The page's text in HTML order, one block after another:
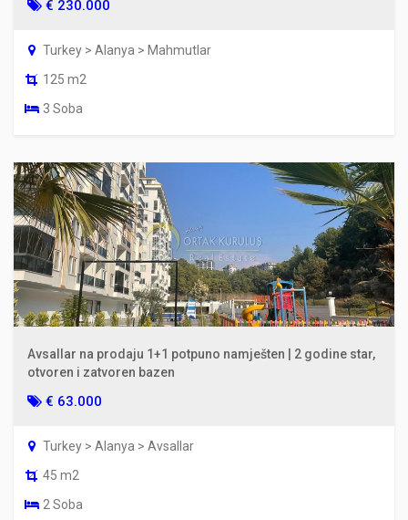
€ 230.000
Turkey > Alanya > Mahmutlar
125 m2
3 Soba
Avsallar na prodaju 1+1 potpuno namješten | 2 godine star,
otvoren i zatvoren bazen
€ 63.000
Turkey > Alanya > Avsallar
45 m2
2 Soba